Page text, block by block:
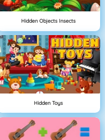
Hidden Objects Insects
Hidden Toys